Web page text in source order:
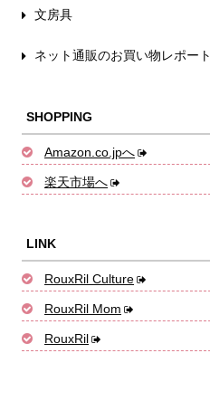
文房具
ネット通販のお買い物レポート
SHOPPING
Amazon.co.jpへ
楽天市場へ
LINK
RouxRil Culture
RouxRil Mom
RouxRil